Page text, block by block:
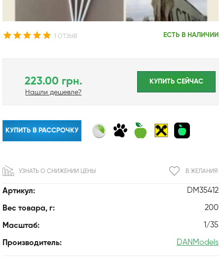
1 ОТЗЫВ ЕСТЬ В НАЛИЧИИ
Артикул: DM35412
Вес товара, г: 200
Масштаб: 1/35
Производитель: DANModels
223.00 грн.
Нашли дешевле?
КУПИТЬ CЕЙЧАС
КУПИТЬ В РАССРОЧКУ
В ЖЕЛАНИЯ
УЗНАТЬ О СНИЖЕНИИ ЦЕНЫ